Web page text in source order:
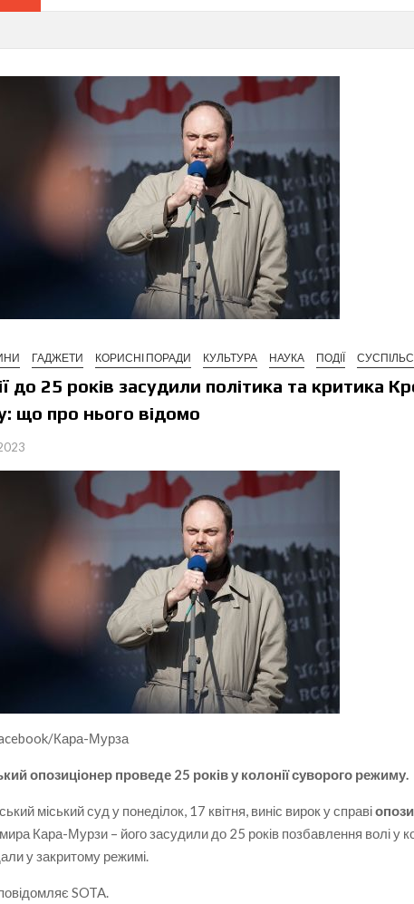
ГАДЖЕТИ КОРИСНІ ПОРАДИ КУЛЬТУРА НАУКА ПОДІЇ
до 25 років засудили політика та критика
що про нього відомо
Кара-Мурза
опозиціонер проведе 25 років у колонії суворого режиму.
міський суд у понеділок, 17 квітня, виніс вирок у справі
Кара-Мурзи – його засудили до 25 років позбавлення волі у
у закритому режимі.
SOTA.